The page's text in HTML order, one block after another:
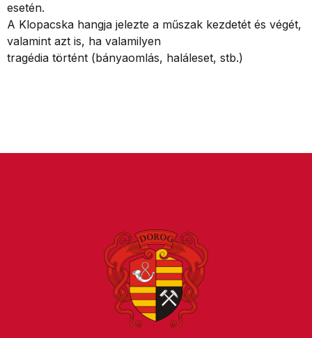
esetén.
A Klopacska hangja jelezte a műszak kezdetét és végét,
valamint azt is, ha valamilyen
tragédia történt (bányaomlás, haláleset, stb.)